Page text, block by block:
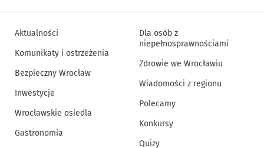
Aktualności
Komunikaty i ostrzeżenia
Bezpieczny Wrocław
Inwestycje
Wrocławskie osiedla
Gastronomia
Dla osób z
niepełnosprawnościami
Zdrowie we Wrocławiu
Wiadomości z regionu
Polecamy
Konkursy
Quizy